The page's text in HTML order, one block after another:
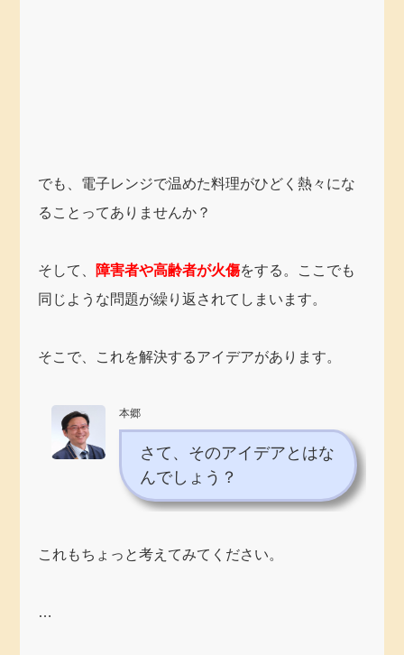
でも、電子レンジで温めた料理がひどく熱々にな
ることってありませんか？
そして、 障害者や高齢者が火傷をする。ここでも
同じような問題が繰り返されてしまいます。
そこで、これを解決するアイデアがあります。
本郷
さて、そのアイデアとはな
んでしょう？
これもちょっと考えてみてください。
…